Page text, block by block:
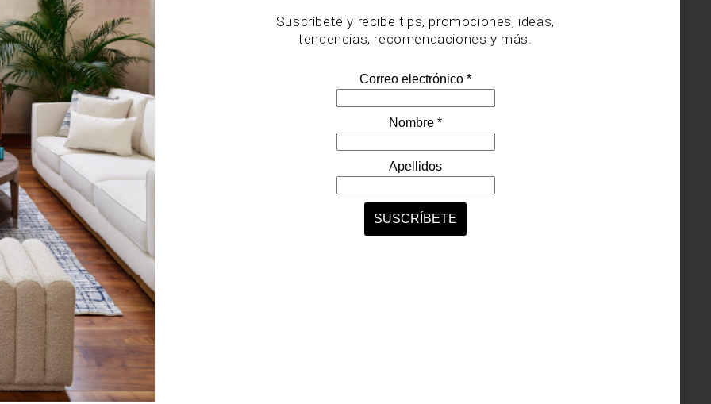
¿BUSCAS MÁS
INSPIRACIÓN?
Suscríbete y recibe tips, promociones, ideas, tendencias,
Suscríbete y recibe tips, promociones, ideas,
tendencias, recomendaciones y más.